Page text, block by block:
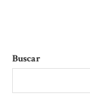
Buscar